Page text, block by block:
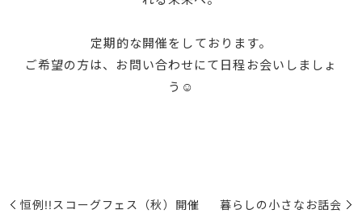
定期的な開催をしております。
ご希望の方は、お問い合わせにて日程お会いしましょ
う☺
恒例!!スコーグフェス（秋）開催 暮らしの小さなお話会